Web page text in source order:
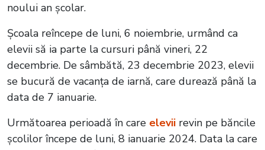
noului an școlar.
Școala reîncepe de luni, 6 noiembrie, urmând ca
elevii să ia parte la cursuri până vineri, 22
decembrie. De sâmbătă, 23 decembrie 2023, elevii
se bucură de vacanța de iarnă, care durează până la
data de 7 ianuarie.
Următoarea perioadă în care elevii revin pe băncile
școlilor începe de luni, 8 ianuarie 2024. Data la care